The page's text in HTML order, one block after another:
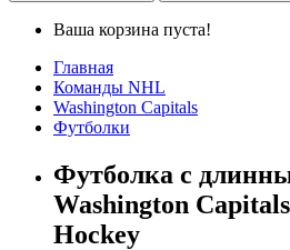
Ваша корзина пуста!
Главная
Команды NHL
Washington Capitals
Футболки
Футболка с
Washington
Hockey